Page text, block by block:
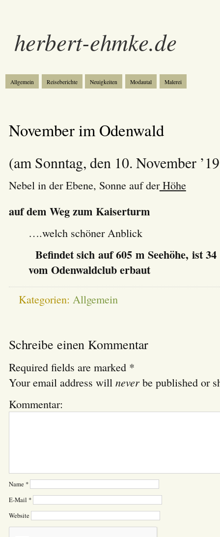
herbert-ehmke.de
Allgemein Reiseberichte Neuigkeiten Modautal Malerei
November im Odenwald
(am Sonntag, den 10. November
Nebel in der Ebene, Sonne auf derHöhe
auf dem Weg zum Kaiserturm
….welch schöner Anblick
Befindet sich auf 605 m Seehöhe, ist
vom Odenwaldclub erbaut
Kategorien: Allgemein
Schreibe einen Kommentar
Required fields are marked *
Your email address will neverbe published or
Kommentar:
Name *
E-Mail *
Website